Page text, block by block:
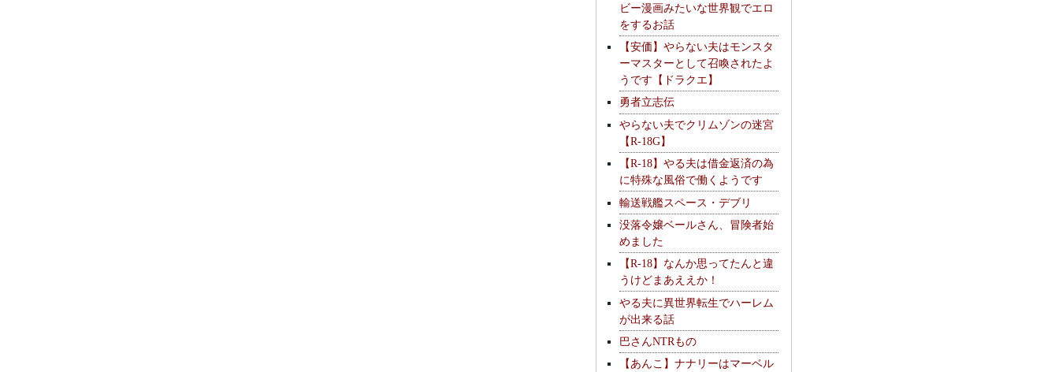
ビー漫画みたいな世界観でエロ
をするお話
【安価】やらない夫はモンスタ
ーマスターとして召喚されたよ
うです【ドラクエ】
勇者立志伝
やらない夫でクリムゾンの迷宮
【R-18G】
【R-18】やる夫は借金返済の為
に特殊な風俗で働くようです
輸送戦艦スペース・デブリ
没落令嬢ベールさん、冒険者始
めました
【R-18】なんか思ってたんと違
うけどまあええか！
やる夫に異世界転生でハーレム
が出来る話
巴さんNTRもの
【あんこ】ナナリーはマーベル